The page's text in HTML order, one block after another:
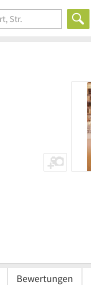
Bewertungen